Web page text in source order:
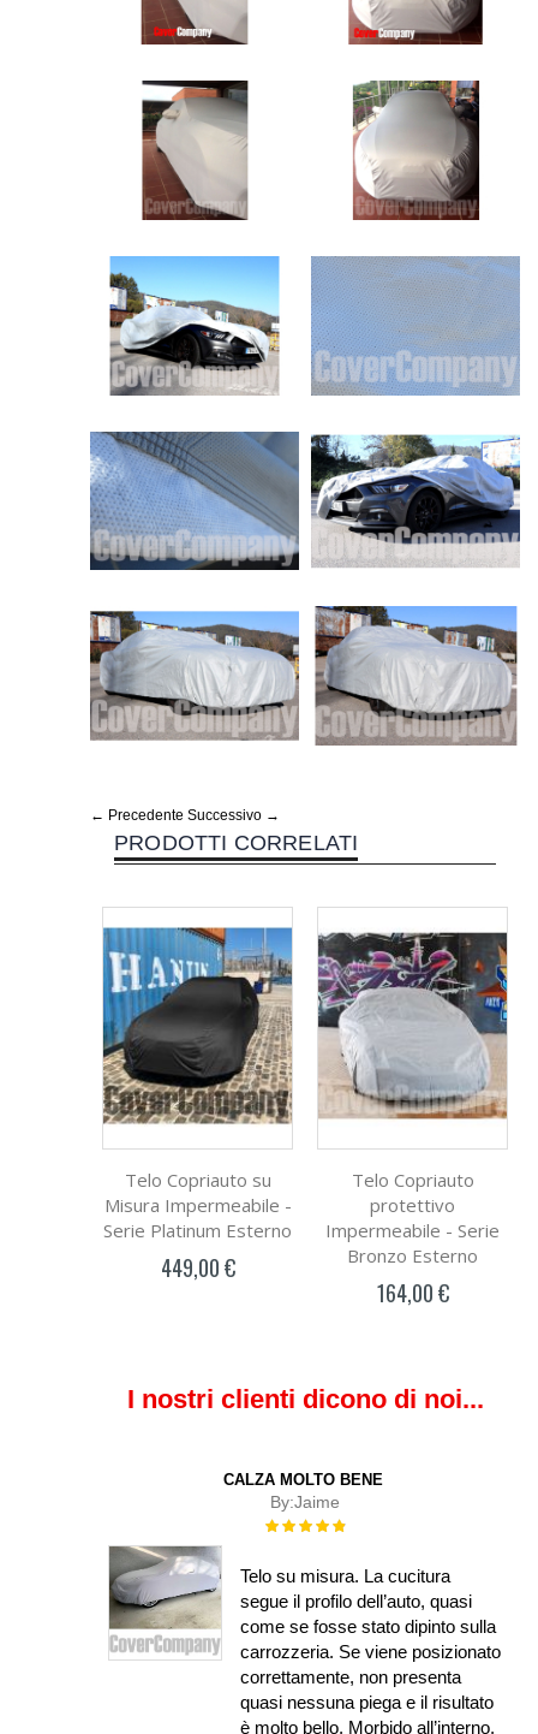
← Precedente Successivo →
PRODOTTI CORRELATI
Telo Copriauto su
Misura Impermeabile -
Serie Platinum Esterno
449,00 €
Telo Copriauto
protettivo
Impermeabile - Serie
Bronzo Esterno
164,00 €
I nostri clienti dicono di noi...
CALZA MOLTO BENE
By:Jaime
Rating:
Telo su misura. La cucitura
segue il profilo dell’auto, quasi
come se fosse stato dipinto sulla
carrozzeria. Se viene posizionato
correttamente, non presenta
quasi nessuna piega e il risultato
è molto bello. Morbido all’interno,